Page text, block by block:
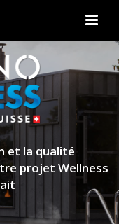
et la qualité
projet Wellness